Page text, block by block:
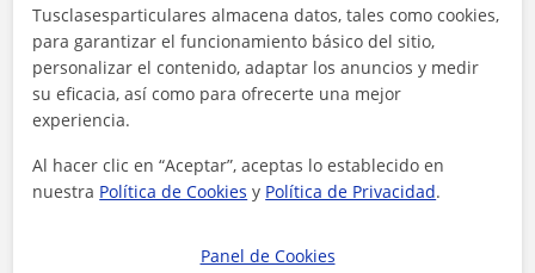
1ª clase gratis
Tusclasesparticulares almacena datos, tales como cookies,
para garantizar el funcionamiento básico del sitio,
personalizar el contenido, adaptar los anuncios y medir
su eficacia, así como para ofrecerte una mejor
experiencia.
Al hacer clic en “Aceptar”, aceptas lo establecido en
nuestra Política de Cookies y Política de Privacidad.
Panel de Cookies